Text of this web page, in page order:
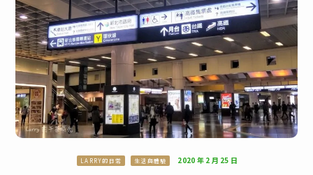
LARRY的日常 生活與體驗 2020 年 2 月 25 日